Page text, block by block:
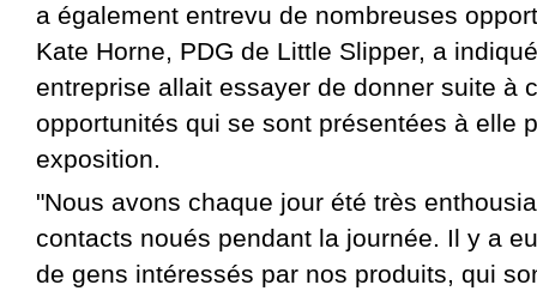
a également entrevu de nombreuses
Kate Horne, PDG de Little Slipper, a
entreprise allait essayer de donner suite à
opportunités qui se sont présentées à elle
exposition.
"Nous avons chaque jour été très
contacts noués pendant la journée. Il y a
de gens intéressés par nos produits, qui